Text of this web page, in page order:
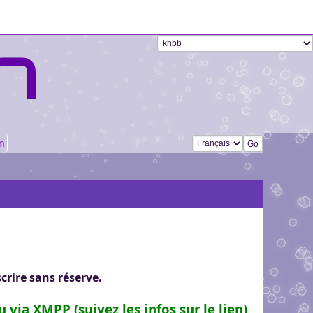
Changer de langue
sans réserve.
via XMPP (suivez les infos sur le lien),